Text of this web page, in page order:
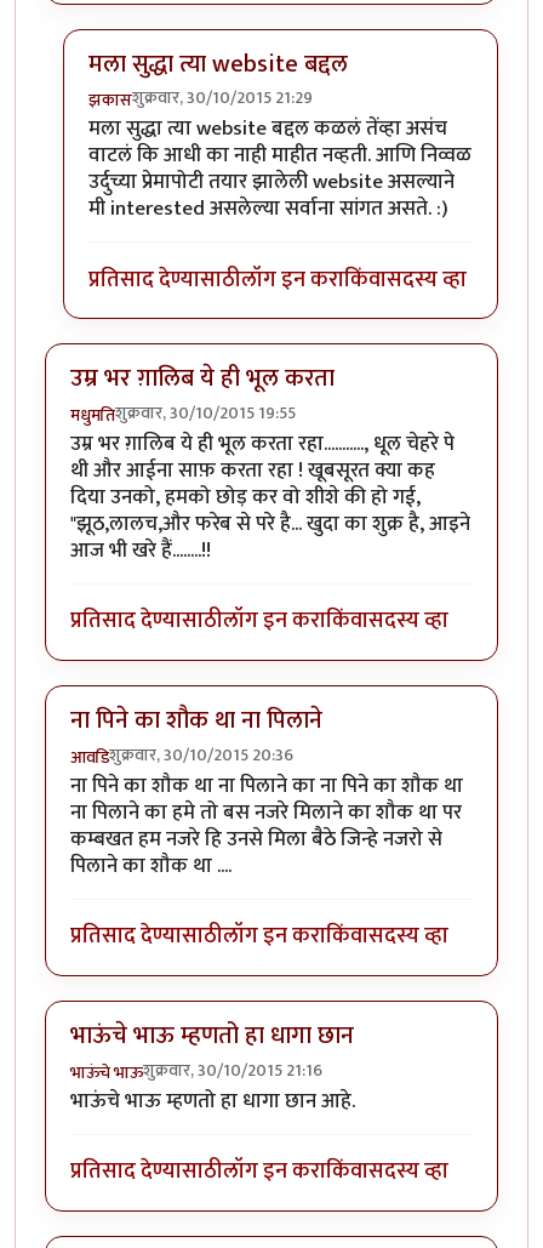
मला सुद्धा त्या website बद्दल
झकासशुक्रवार, 30/10/2015 21:29
In reply toधन्यवाद झकासbyमधुमति
मला सुद्धा त्या website बद्दल कळलं तेंव्हा असंच
वाटलं कि आधी का नाही माहीत नव्हती. आणि निव्वळ
उर्दुच्या प्रेमापोटी तयार झालेली website असल्याने
मी interested असलेल्या सर्वाना सांगत असते. :)
प्रतिसाद देण्यासाठीलॉग इन कराकिंवासदस्य व्हा
उम्र भर ग़ालिब ये ही भूल करता
मधुमतिशुक्रवार, 30/10/2015 19:55
उम्र भर ग़ालिब ये ही भूल करता रहा..........., धूल चेहरे पे
थी और आईना साफ़ करता रहा ! खूबसूरत क्या कह
दिया उनको, हमको छोड़ कर वो शीशे की हो गई,
"झूठ,लालच,और फरेब से परे है... खुदा का शुक्र है, आइने
आज भी खरे हैं........!!
प्रतिसाद देण्यासाठीलॉग इन कराकिंवासदस्य व्हा
ना पिने का शौक था ना पिलाने
आवडिशुक्रवार, 30/10/2015 20:36
ना पिने का शौक था ना पिलाने का ना पिने का शौक था
ना पिलाने का हमे तो बस नजरे मिलाने का शौक था पर
कम्बखत हम नजरे हि उनसे मिला बैठे जिन्हे नजरो से
पिलाने का शौक था ....
प्रतिसाद देण्यासाठीलॉग इन कराकिंवासदस्य व्हा
भाऊंचे भाऊ म्हणतो हा धागा छान
भाऊंचे भाऊशुक्रवार, 30/10/2015 21:16
भाऊंचे भाऊ म्हणतो हा धागा छान आहे.
प्रतिसाद देण्यासाठीलॉग इन कराकिंवासदस्य व्हा